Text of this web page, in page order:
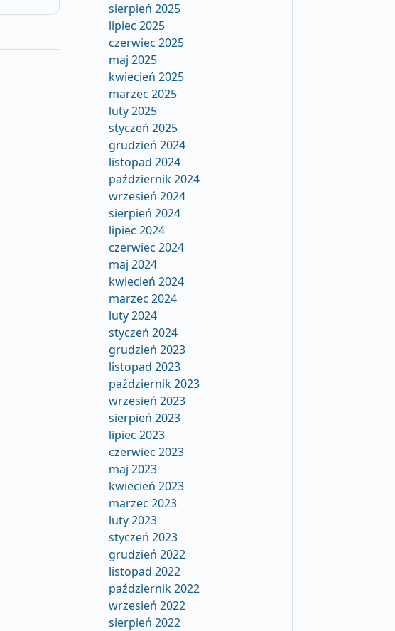
sierpień 2025
lipiec 2025
czerwiec 2025
maj 2025
kwiecień 2025
marzec 2025
luty 2025
styczeń 2025
grudzień 2024
listopad 2024
październik 2024
wrzesień 2024
sierpień 2024
lipiec 2024
czerwiec 2024
maj 2024
kwiecień 2024
marzec 2024
luty 2024
styczeń 2024
grudzień 2023
listopad 2023
październik 2023
wrzesień 2023
sierpień 2023
lipiec 2023
czerwiec 2023
maj 2023
kwiecień 2023
marzec 2023
luty 2023
styczeń 2023
grudzień 2022
listopad 2022
październik 2022
wrzesień 2022
sierpień 2022